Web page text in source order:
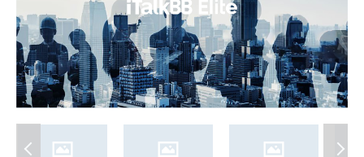
养老 非盈利组织